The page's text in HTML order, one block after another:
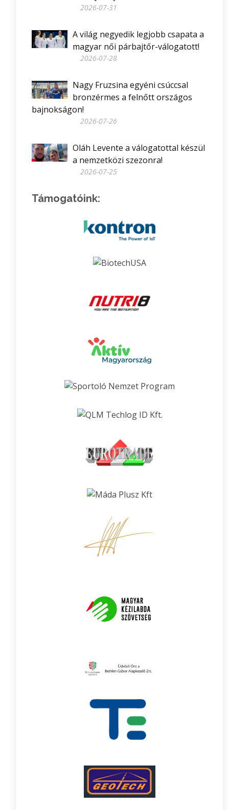
2026-07-31
A világ negyedik legjobb csapata a
magyar női párbajtőr-válogatott!
2026-07-28
Nagy Fruzsina egyéni csúccsal
bronzérmes a felnőtt országos
bajnokságon!
2026-07-26
Oláh Levente a válogatottal készül
a nemzetközi szezonra!
2026-07-25
Támogatóink: